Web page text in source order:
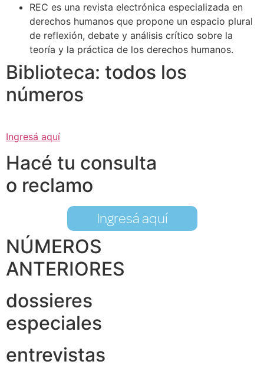
REC es una revista electrónica especializada en
derechos humanos que propone un espacio plural
de reflexión, debate y análisis crítico sobre la
teoría y la práctica de los derechos humanos.
Biblioteca: todos los
números
Ingresá aquí
Hacé tu consulta
o reclamo
Ingresá aquí
NÚMEROS
ANTERIORES
dossieres
especiales
entrevistas